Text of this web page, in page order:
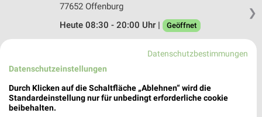
❯
77652 Offenburg
Heute 08:30 - 20:00 Uhr |
Geöffnet
Hauptstr. 49
77652 Offenburg
Datenschutzbestimmungen
Datenschutzeinstellungen
Durch Klicken auf die Schaltfläche „Ablehnen“ wird die
Standardeinstellung nur für unbedingt erforderliche cookie
beibehalten.